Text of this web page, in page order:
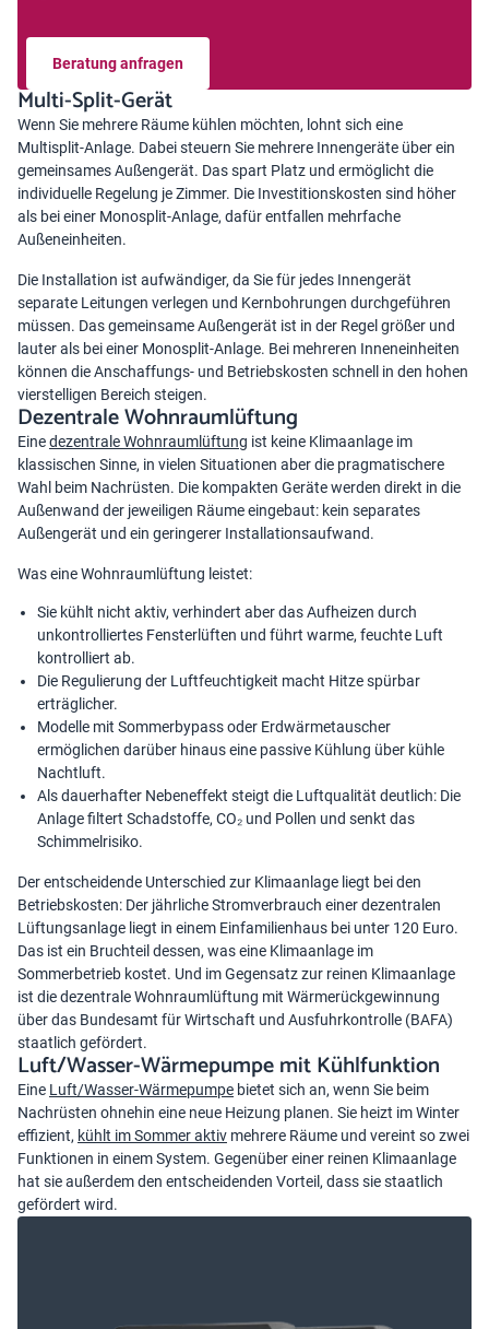
Beratung anfragen
Multi-Split-Gerät
Wenn Sie mehrere Räume kühlen möchten, lohnt sich eine
Multisplit-Anlage. Dabei steuern Sie mehrere Innengeräte über ein
gemeinsames Außengerät. Das spart Platz und ermöglicht die
individuelle Regelung je Zimmer. Die Investitionskosten sind höher
als bei einer Monosplit-Anlage, dafür entfallen mehrfache
Außeneinheiten.
Die Installation ist aufwändiger, da Sie für jedes Innengerät
separate Leitungen verlegen und Kernbohrungen durchgeführen
müssen. Das gemeinsame Außengerät ist in der Regel größer und
lauter als bei einer Monosplit-Anlage. Bei mehreren Inneneinheiten
können die Anschaffungs- und Betriebskosten schnell in den hohen
vierstelligen Bereich steigen.
Dezentrale Wohnraumlüftung
Einedezentrale Wohnraumlüftung ist keine Klimaanlage im
klassischen Sinne, in vielen Situationen aber die pragmatischere
Wahl beim Nachrüsten. Die kompakten Geräte werden direkt in die
Außenwand der jeweiligen Räume eingebaut: kein separates
Außengerät und ein geringerer Installationsaufwand.
Was eine Wohnraumlüftung leistet:
Sie kühlt nicht aktiv, verhindert aber das Aufheizen durch
unkontrolliertes Fensterlüften und führt warme, feuchte Luft
kontrolliert ab.
Die Regulierung der Luftfeuchtigkeit macht Hitze spürbar
erträglicher.
Modelle mit Sommerbypass oder Erdwärmetauscher
ermöglichen darüber hinaus eine passive Kühlung über kühle
Nachtluft.
Als dauerhafter Nebeneffekt steigt die Luftqualität deutlich: Die
Anlage filtert Schadstoffe, CO₂ und Pollen und senkt das
Schimmelrisiko.
Der entscheidende Unterschied zur Klimaanlage liegt bei den
Betriebskosten: Der jährliche Stromverbrauch einer dezentralen
Lüftungsanlage liegt in einem Einfamilienhaus bei unter 120 Euro.
Das ist ein Bruchteil dessen, was eine Klimaanlage im
Sommerbetrieb kostet. Und im Gegensatz zur reinen Klimaanlage
ist die dezentrale Wohnraumlüftung mit Wärmerückgewinnung
über das Bundesamt für Wirtschaft und Ausfuhrkontrolle (BAFA)
staatlich gefördert.
Luft/Wasser-Wärmepumpe mit Kühlfunktion
Eine Luft/Wasser-Wärmepumpe bietet sich an, wenn Sie beim
Nachrüsten ohnehin eine neue Heizung planen. Sie heizt im Winter
effizient, kühlt im Sommer aktiv mehrere Räume und vereint so zwei
Funktionen in einem System. Gegenüber einer reinen Klimaanlage
hat sie außerdem den entscheidenden Vorteil, dass sie staatlich
gefördert wird.